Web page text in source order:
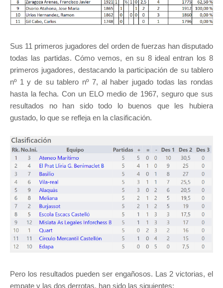
Sus 11 primeros jugadores del orden de fuerzas han disputado
todas las partidas. Cómo vemos, en su 8 ideal entran los 8
primeros jugadores, destacando la participación de su tablero
nº 1 y de su tablero nº 7, al haber jugado todas las rondas
hasta la fecha. Con un ELO medio de 1967, seguro que sus
resultados no han sido todo lo buenos que les hubiera
gustado, lo que se refleja en la clasificación.
Pero los resultados pueden ser engañosos. Las 2 victorias, el
empate y las dos derrotas, han sido las siguientes: